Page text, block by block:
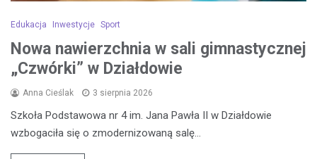
Edukacja Inwestycje Sport
Nowa nawierzchnia w sali gimnastycznej
„Czwórki” w Działdowie
Anna Cieślak 3 sierpnia 2026
Szkoła Podstawowa nr 4 im. Jana Pawła II w Działdowie
wzbogaciła się o zmodernizowaną salę…